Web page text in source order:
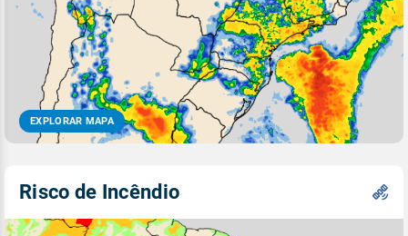
EXPLORAR MAPA
Risco de Incêndio